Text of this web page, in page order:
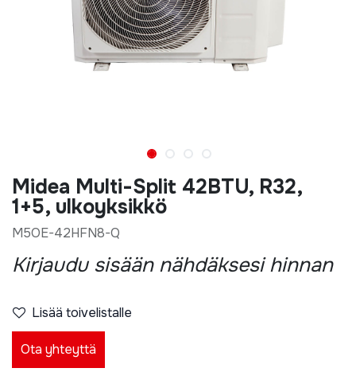
Midea Multi-Split 42BTU, R32,
1+5, ulkoyksikkö
M5OE-42HFN8-Q
Kirjaudu sisään nähdäksesi hinnan
Lisää toivelistalle
Ota yhteyttä